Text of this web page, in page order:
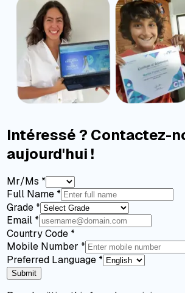
Intéressé ? Contactez-
aujourd'hui !
Mr/Ms *
Full Name *
Grade *
Email *
Country Code *
Mobile Number *
Preferred Language *
Submit